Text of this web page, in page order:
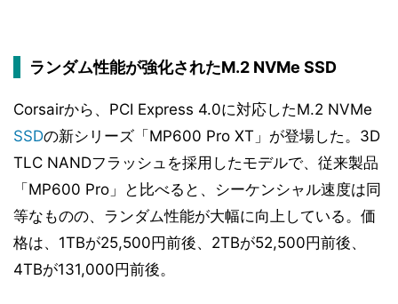
ランダム性能が強化されたM.2 NVMe SSD
Corsairから、PCI Express 4.0に対応したM.2 NVMe
SSDの新シリーズ「MP600 Pro XT」が登場した。3D
TLC NANDフラッシュを採用したモデルで、従来製品
「MP600 Pro」と比べると、シーケンシャル速度は同
等なものの、ランダム性能が大幅に向上している。価
格は、1TBが25,500円前後、2TBが52,500円前後、
4TBが131,000円前後。